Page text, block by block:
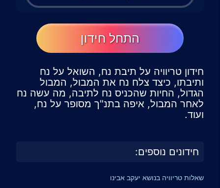
התחל חידון
חידון טריוויה על תיבת נח, השואל על נח
ותיבתו, כיצד צלח נח את המבול, המבול
הגדול, החיות שהכניס נח לתיבה, מה עשה נח
לאחר המבול, איפה בתנ"ך מסופר על נח,
ועוד.
חידונים נוספים:
שאלות טריוויה בנושא יעקב אבינו